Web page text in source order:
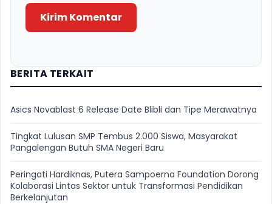
BERITA TERKAIT
Asics Novablast 6 Release Date Blibli dan Tipe Merawatnya
Tingkat Lulusan SMP Tembus 2.000 Siswa, Masyarakat
Pangalengan Butuh SMA Negeri Baru
Peringati Hardiknas, Putera Sampoerna Foundation Dorong
Kolaborasi Lintas Sektor untuk Transformasi Pendidikan
Berkelanjutan
Kirim Komentar